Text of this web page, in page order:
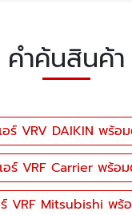
คำค้นสินค้า
อร์ VRV DAIKIN พร้อ
อร์ VRF Carrier พร้อ
ร์ VRF Mitsubishi พ